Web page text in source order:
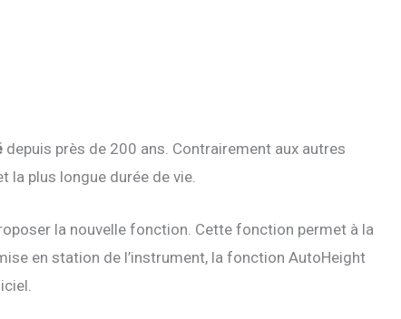
depuis près de 200 ans. Contrairement aux autres
la plus longue durée de vie.
la nouvelle fonction. Cette fonction permet à la
en station de l’instrument, la fonction AutoHeight